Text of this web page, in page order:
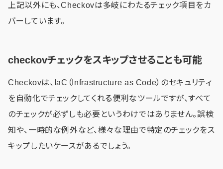
上記以外にも、Checkovは多岐にわたるチェック項目をカ
バーしています。
checkovチェックをスキップさせることも可能
Checkovは、IaC（Infrastructure as Code）のセキュリティ
を自動化でチェックしてくれる便利なツールですが、すべて
のチェックが必ずしも必要というわけではありません。誤検
知や、一時的な例外など、様々な理由で特定のチェックをス
キップしたいケースがあるでしょう。